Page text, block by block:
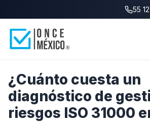
55
¿Cuánto cuesta un
diagnóstico de
riesgos ISO 31000